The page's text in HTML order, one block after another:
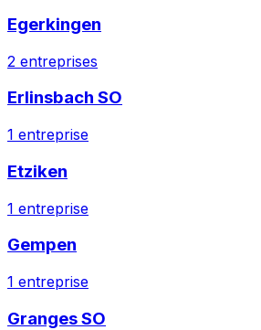
Egerkingen
2 entreprises
Erlinsbach SO
1 entreprise
Etziken
1 entreprise
Gempen
1 entreprise
Granges SO